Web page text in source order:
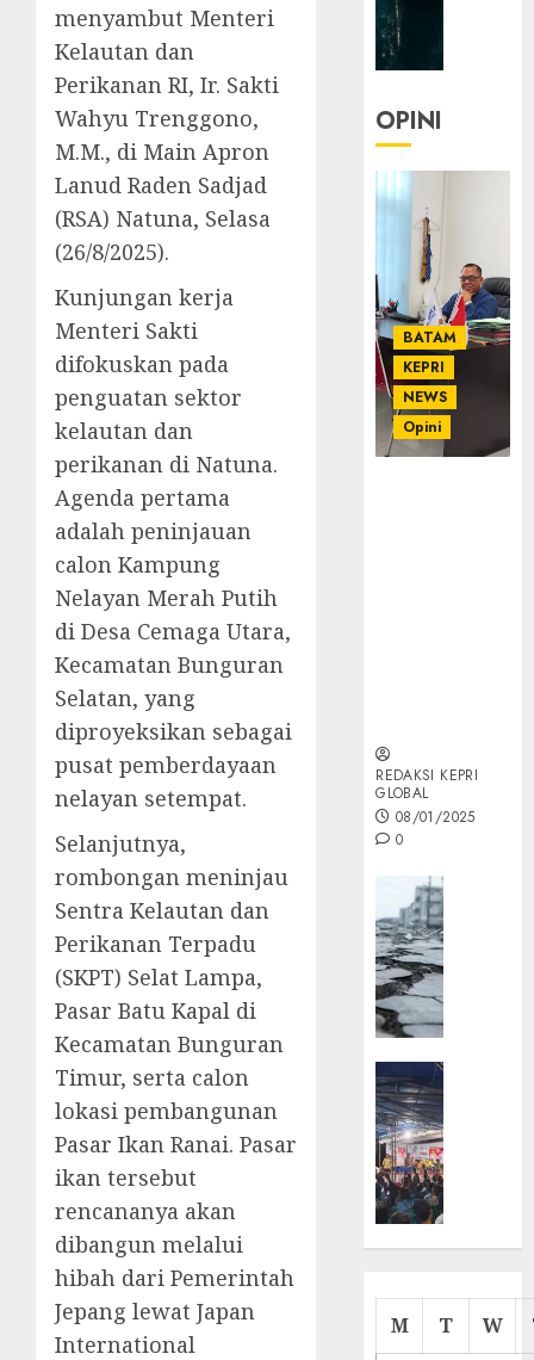
menyambut Menteri
Kelautan dan
Perikanan RI, Ir. Sakti
Wahyu Trenggono,
M.M., di Main Apron
Lanud Raden Sadjad
(RSA) Natuna, Selasa
(26/8/2025).
Kunjungan kerja
Menteri Sakti
difokuskan pada
penguatan sektor
kelautan dan
perikanan di Natuna.
Agenda pertama
adalah peninjauan
calon Kampung
Nelayan Merah Putih
di Desa Cemaga Utara,
Kecamatan Bunguran
Selatan, yang
diproyeksikan sebagai
pusat pemberdayaan
nelayan setempat.
Selanjutnya,
rombongan meninjau
Sentra Kelautan dan
Perikanan Terpadu
(SKPT) Selat Lampa,
Pasar Batu Kapal di
Kecamatan Bunguran
Timur, serta calon
lokasi pembangunan
Pasar Ikan Ranai. Pasar
ikan tersebut
rencananya akan
dibangun melalui
hibah dari Pemerintah
Jepang lewat Japan
International
OPINI
BATAM
KEPRI
NEWS
Opini
REDAKSI KEPRI
GLOBAL
08/01/2025
0
Cermin
M T W